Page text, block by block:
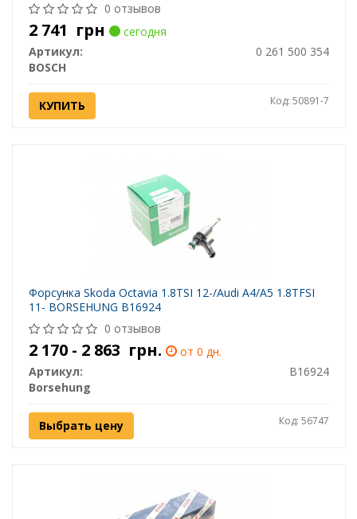
0 отзывов
2 741 грн
сегодня
Артикул:
0 261 500 354
BOSCH
КУПИТЬ Код: 50891-7
Форсунка Skoda Octavia 1.8TSI 12-/Audi A4/A5 1.8TFSI
11- BORSEHUNG B16924
0 отзывов
2 170 - 2 863 грн.
от 0 дн.
Артикул:
B16924
Borsehung
Выбрать цену Код: 56747